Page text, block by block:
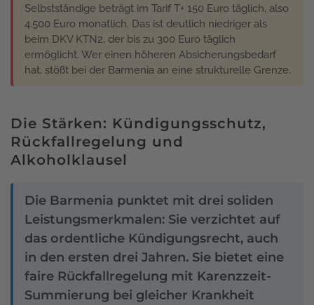
Selbstständige beträgt im Tarif T+ 150 Euro täglich, also
4.500 Euro monatlich. Das ist deutlich niedriger als
beim DKV KTN2, der bis zu 300 Euro täglich
ermöglicht. Wer einen höheren Absicherungsbedarf
hat, stößt bei der Barmenia an eine strukturelle Grenze.
Die Stärken: Kündigungsschutz,
Rückfallregelung und
Alkoholklausel
Die Barmenia punktet mit drei soliden
Leistungsmerkmalen: Sie verzichtet auf
das ordentliche Kündigungsrecht, auch
in den ersten drei Jahren. Sie bietet eine
faire Rückfallregelung mit Karenzzeit-
Summierung bei gleicher Krankheit